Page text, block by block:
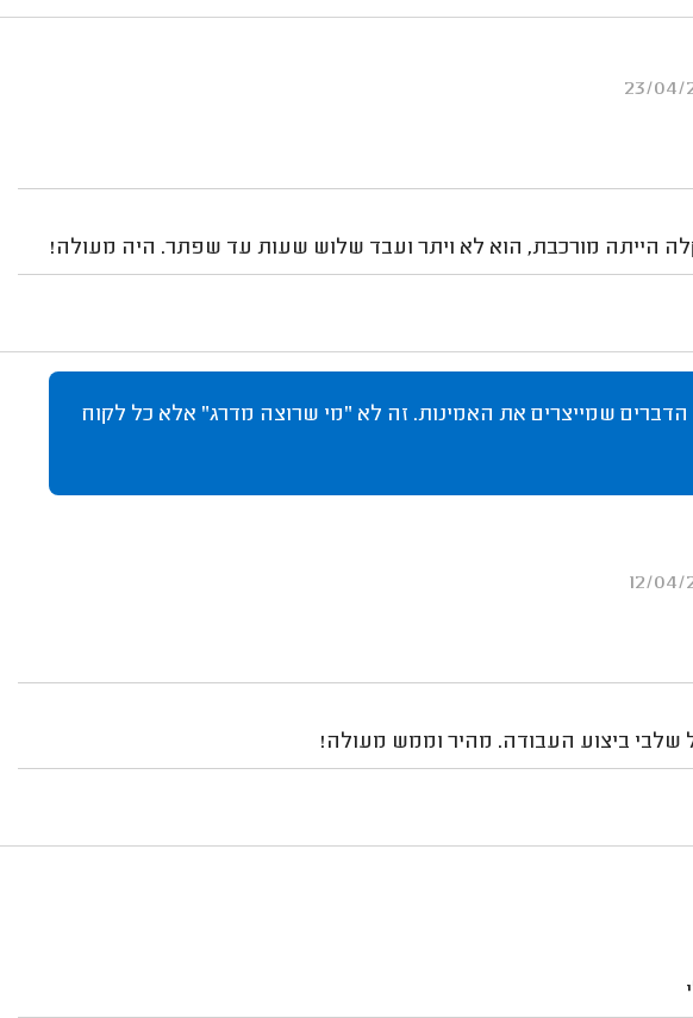
הייתה מורכבת, הוא לא ויתר ועבד שלוש שעות עד שפתר. היה מעולה!
הדברים שמייצרים את האמינות. זה לא "מי שרוצה מדרג" אלא כל לקוח
שלבי ביצוע העבודה. מהיר וממש מעולה!